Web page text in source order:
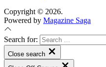
Copyright © 2026.
Powered by Magazine Saga
Search for:
Close search